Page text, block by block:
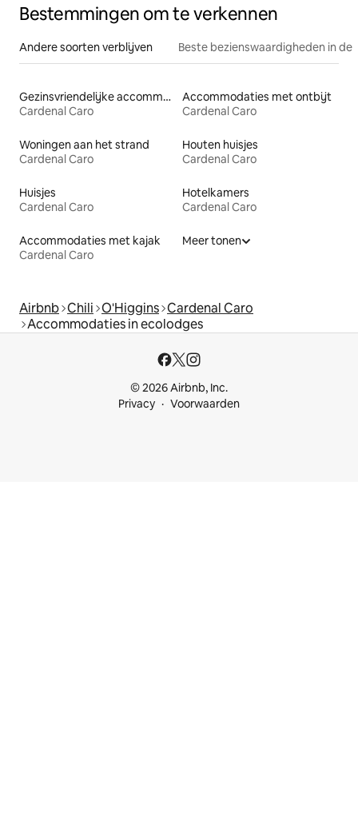
Bestemmingen om te verkennen
Andere soorten verblijven Beste bezienswaardigheden in de
Gezinsvriendelijke accommodaties
Cardenal Caro
Accommodaties met ontbijt
Cardenal Caro
Woningen aan het strand
Cardenal Caro
Houten huisjes
Cardenal Caro
Huisjes
Cardenal Caro
Hotelkamers
Cardenal Caro
Accommodaties met kajak
Cardenal Caro
Meer tonen
Airbnb Chili O'Higgins Cardenal Caro
Accommodaties in ecolodges
© 2026 Airbnb, Inc.
Privacy
Voorwaarden